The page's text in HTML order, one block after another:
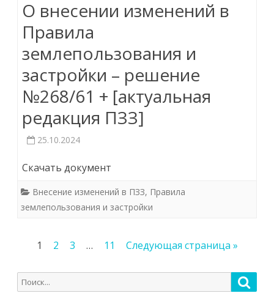
О внесении изменений в
Правила
землепользования и
застройки – решение
№268/61 + [актуальная
редакция ПЗЗ]
25.10.2024
Скачать документ
Внесение изменений в ПЗЗ, Правила
землепользования и застройки
Пагинация
1 2 3 … 11 Следующая страница »
Поиск
для: